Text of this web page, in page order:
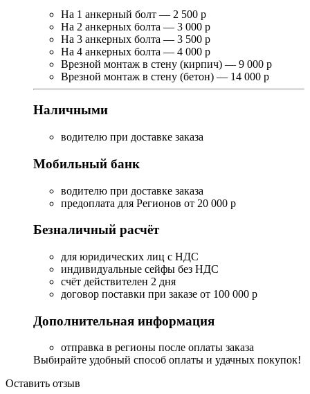
На 1 анкерный болт — 2 500 р
На 2 анкерных болта — 3 000 р
На 3 анкерных болта — 3 500 р
На 4 анкерных болта — 4 000 р
Врезной монтаж в стену (кирпич) — 9 000 р
Врезной монтаж в стену (бетон) — 14 000 р
Наличными
водителю при доставке заказа
Мобильный банк
водителю при доставке заказа
предоплата для Регионов от 20 000 р
Безналичный расчёт
для юридических лиц с НДС
индивидуальные сейфы без НДС
счёт действителен 2 дня
договор поставки при заказе от 100 000 р
Дополнительная информация
отправка в регионы после оплаты заказа
Выбирайте удобный способ оплаты и удачных покупок!
Оставить отзыв